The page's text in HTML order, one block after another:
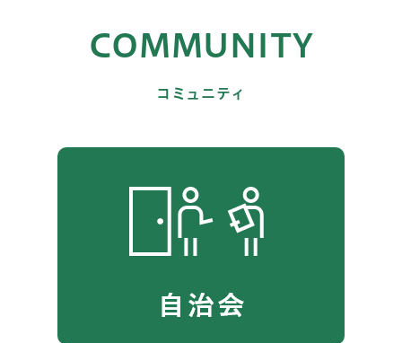
COMMUNITY
コミュニティ